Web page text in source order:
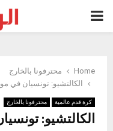
PRIMARY
Home
محترفونا بالخارج
الكالتشيو: تونسيان في
كرة قدم عالمية محترفونا بالخارج
الكالتشيو: